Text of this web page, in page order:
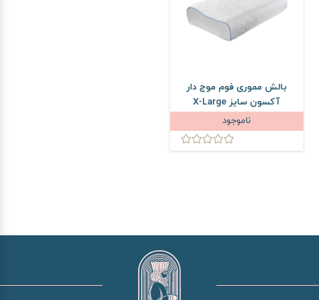
بالش مموری فوم موج دار
آکسون سایز X-Large
ناموجود